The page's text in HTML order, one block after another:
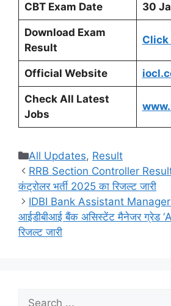
CBT Exam Date 30
Download Exam
Result
Click
Official Website
Check All Latest
Jobs
Categories
All Updates, Result
RRB Section Controller
कंट्रोलर भर्ती 2025 का रिजल्ट जारी
IDBI Bank Assistant
आईडीबीआई बैंक असिस्टेंट मैनेजर ग्रेड
रिजल्ट जारी
Search